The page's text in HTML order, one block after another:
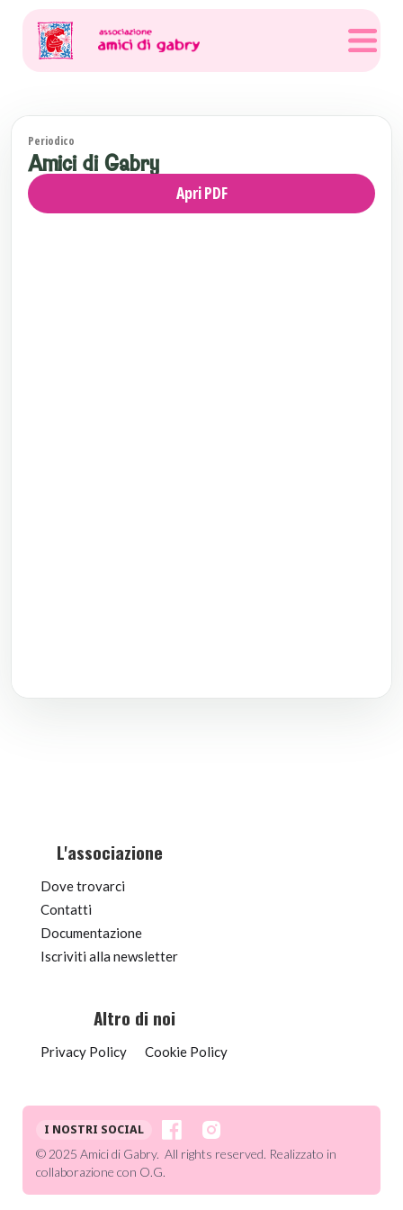
Periodico
Amici di Gabry
Apri PDF
L'associazione
Dove trovarci
Contatti
Documentazione
Iscriviti alla newsletter
Altro di noi
Privacy Policy Cookie Policy
I NOSTRI SOCIAL
© 2025 Amici di Gabry. All rights reserved. Realizzato in
collaborazione con O.G.